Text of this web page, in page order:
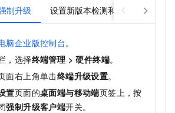
制升级 设置新版本检测和自动下载更新
脑企业版控制台。
，选择终端管理 >硬件终端。
面右上角单击终端升级设置。
置页面的桌面端与移动端页签上，按
强制升级客户端开关。